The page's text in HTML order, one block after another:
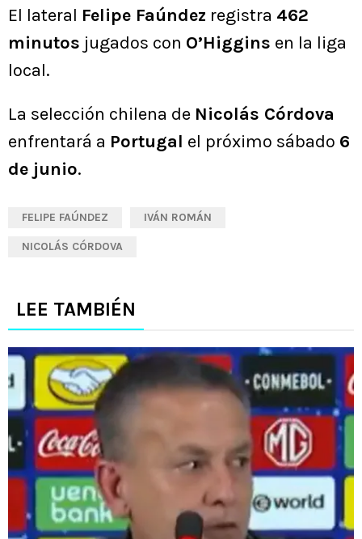
El lateral Felipe Faúndez registra 462
minutos jugados con O’Higgins en la liga
local.
La selección chilena de Nicolás Córdova
enfrentará a Portugal el próximo sábado 6
de junio.
FELIPE FAÚNDEZ IVÁN ROMÁN
NICOLÁS CÓRDOVA
LEE TAMBIÉN